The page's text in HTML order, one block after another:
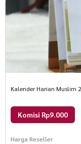
Kalender Harian Muslim
Komisi Rp9.000
Harga Reseller